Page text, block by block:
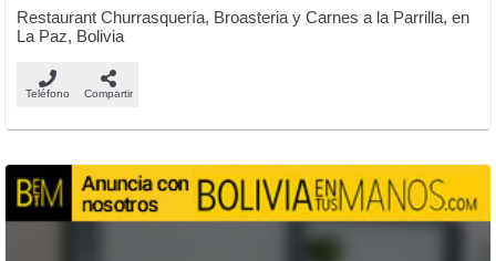
Restaurant Churrasquería, Broasteria y Carnes a la Parrilla, en
La Paz, Bolivia
Teléfono Compartir